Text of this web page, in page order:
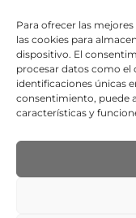
Para ofrecer las
las cookies para
dispositivo. El
procesar datos como
identificaciones únicas
consentimiento, puede
características y
Política